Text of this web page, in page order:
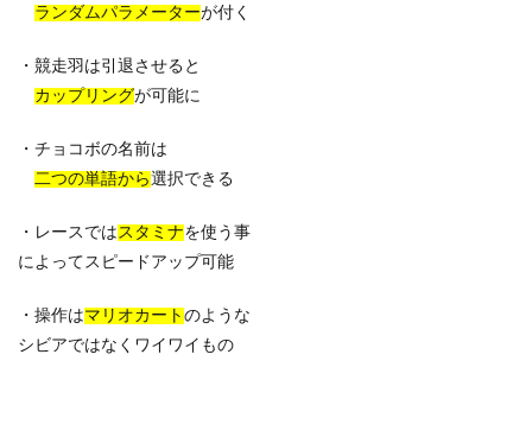
ランダムパラメーターが付く
・競走羽は引退させると
カップリングが可能に
・チョコボの名前は
二つの単語から選択できる
・レースではスタミナを使う事
によってスピードアップ可能
・操作はマリオカート のような
シビアではなくワイワイもの